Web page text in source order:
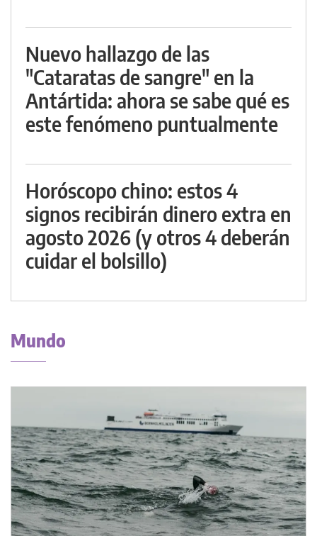
Nuevo hallazgo de las
"Cataratas de sangre" en la
Antártida: ahora se sabe qué es
este fenómeno puntualmente
Horóscopo chino: estos 4
signos recibirán dinero extra en
agosto 2026 (y otros 4 deberán
cuidar el bolsillo)
Mundo